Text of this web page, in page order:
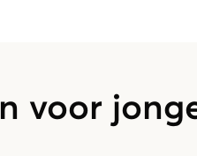
voor